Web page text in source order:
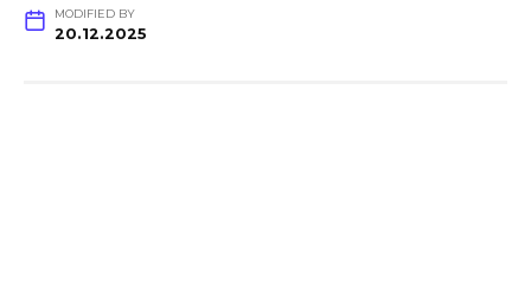
MODIFIED BY
20.12.2025